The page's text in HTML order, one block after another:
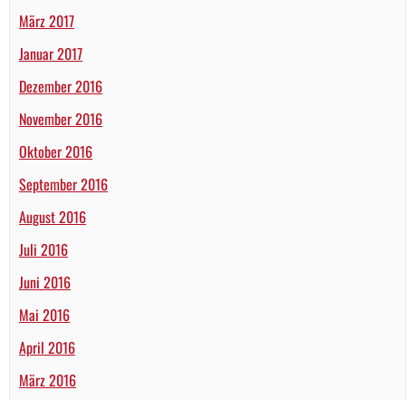
März 2017
Januar 2017
Dezember 2016
November 2016
Oktober 2016
September 2016
August 2016
Juli 2016
Juni 2016
Mai 2016
April 2016
März 2016